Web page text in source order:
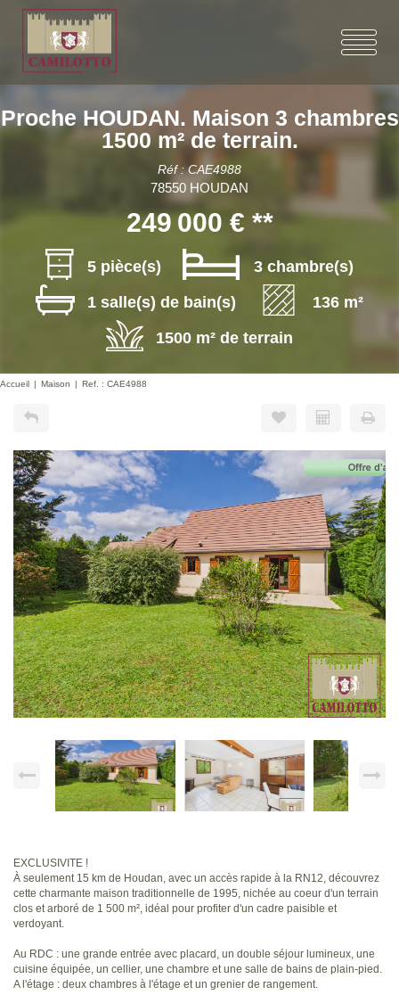
Proche HOUDAN. Maison 3 chambres
1500 m² de terrain.
Réf : CAE4988
78550 HOUDAN
249 000 € **
5 pièce(s)
3 chambre(s)
1 salle(s) de bain(s)
136 m²
1500 m² de terrain
Accueil Maison Ref. : CAE4988
EXCLUSIVITE !
À seulement 15 km de Houdan, avec un accès rapide à la RN12, découvrez
cette charmante maison traditionnelle de 1995, nichée au coeur d'un terrain
clos et arboré de 1 500 m², idéal pour profiter d'un cadre paisible et
verdoyant.
Au RDC : une grande entrée avec placard, un double séjour lumineux, une
cuisine équipée, un cellier, une chambre et une salle de bains de plain-pied.
A l'étage : deux chambres à l'étage et un grenier de rangement.